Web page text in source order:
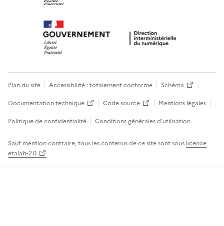
Plan du site Accessibilité : totalement conforme
Schéma
Documentation technique
Code source
Mentions légales
Politique de confidentialité
Conditions générales d’utilisation
Sauf mention contraire, tous les contenus de ce site sont sous licence
etalab-2.0